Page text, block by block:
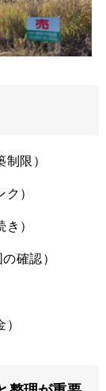
制限）
ク）
）
確認）